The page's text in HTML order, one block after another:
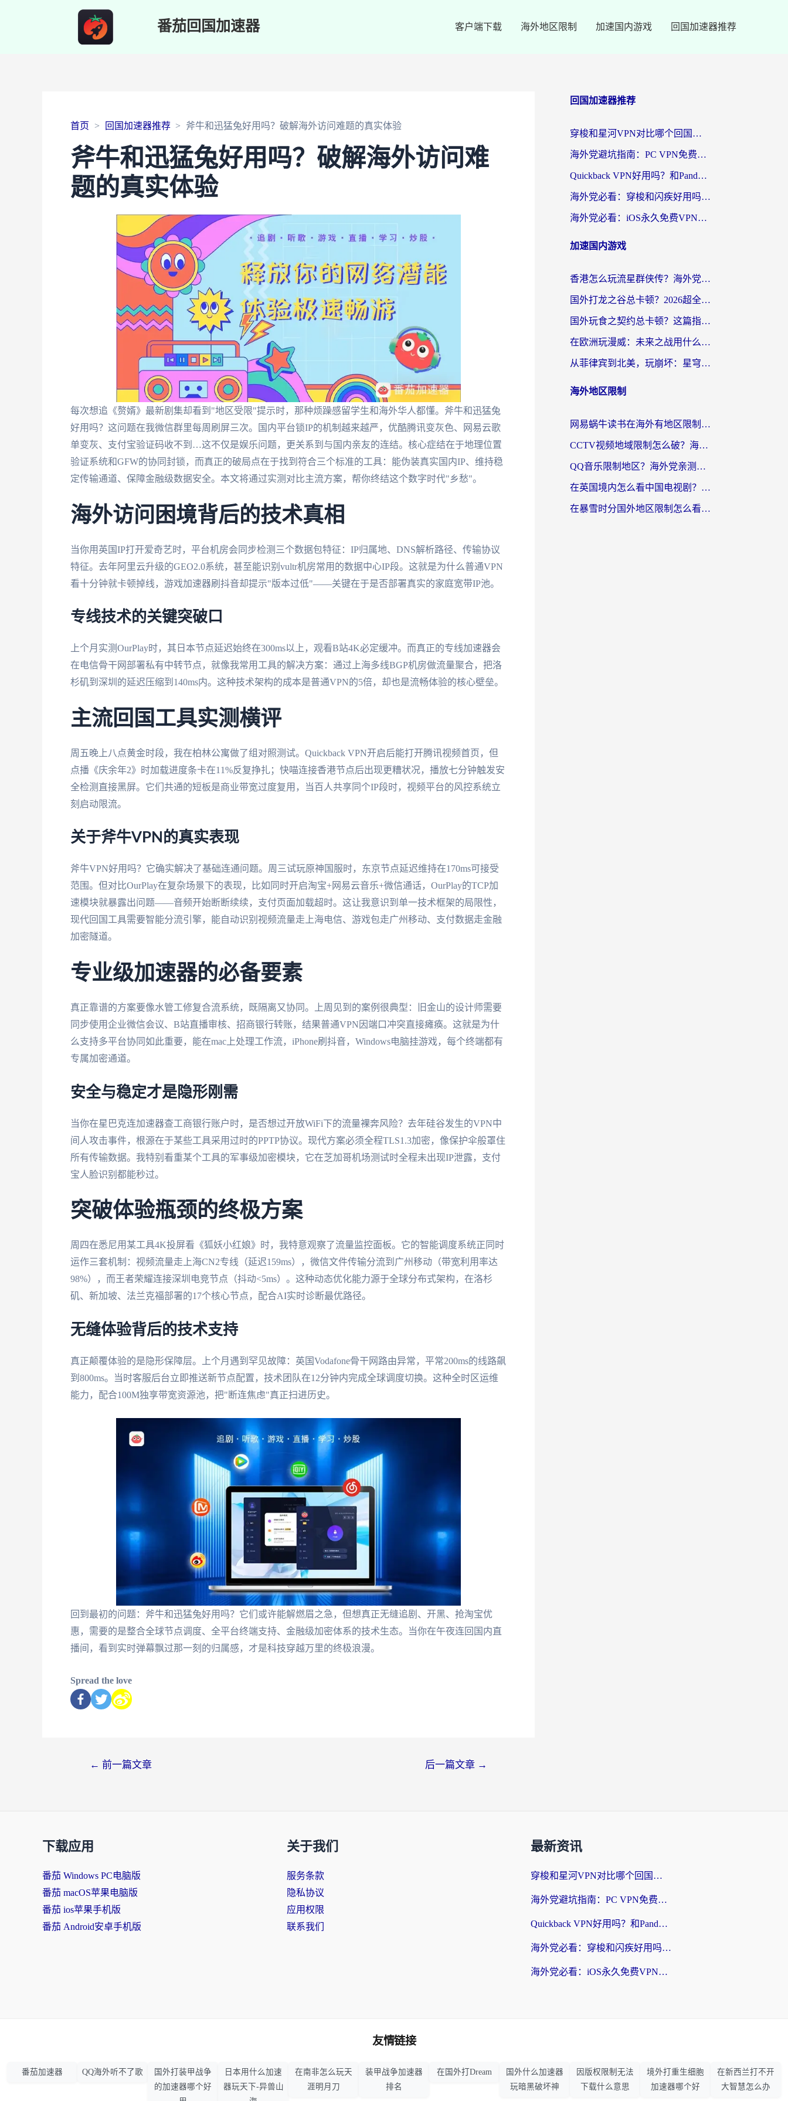
番茄回国加速器 客户端下载 海外地区限制 加速国内游戏 回国加速器推荐
首页 回国加速器推荐 斧牛和迅猛兔好用吗？破解海外访问难题的真实体验
斧牛和迅猛兔好用吗？破解海外访问难
题的真实体验
每次想追《赘婿》最新剧集却看到"地区受限"提示时，那种烦躁感留学生和海外华人都懂。斧牛和迅猛兔
好用吗？这问题在我微信群里每周刷屏三次。国内平台锁IP的机制越来越严，优酷腾讯变灰色、网易云歌
单变灰、支付宝验证码收不到…这不仅是娱乐问题，更关系到与国内亲友的连结。核心症结在于地理位置
验证系统和GFW的协同封锁，而真正的破局点在于找到符合三个标准的工具：能伪装真实国内IP、维持稳
定传输通道、保障金融级数据安全。本文将通过实测对比主流方案，帮你终结这个数字时代"乡愁"。
海外访问困境背后的技术真相
当你用英国IP打开爱奇艺时，平台机房会同步检测三个数据包特征：IP归属地、DNS解析路径、传输协议
特征。去年阿里云升级的GEO2.0系统，甚至能识别vultr机房常用的数据中心IP段。这就是为什么普通VPN
看十分钟就卡顿掉线，游戏加速器刷抖音却提示"版本过低"——关键在于是否部署真实的家庭宽带IP池。
专线技术的关键突破口
上个月实测OurPlay时，其日本节点延迟始终在300ms以上，观看B站4K必定缓冲。而真正的专线加速器会
在电信骨干网部署私有中转节点，就像我常用工具的解决方案：通过上海多线BGP机房做流量聚合，把洛
杉矶到深圳的延迟压缩到140ms内。这种技术架构的成本是普通VPN的5倍，却也是流畅体验的核心壁垒。
主流回国工具实测横评
周五晚上八点黄金时段，我在柏林公寓做了组对照测试。Quickback VPN开启后能打开腾讯视频首页，但
点播《庆余年2》时加载进度条卡在11%反复挣扎；快喵连接香港节点后出现更糟状况，播放七分钟触发安
全检测直接黑屏。它们共通的短板是商业带宽过度复用，当百人共享同个IP段时，视频平台的风控系统立
刻启动限流。
关于斧牛VPN的真实表现
斧牛VPN好用吗？它确实解决了基础连通问题。周三试玩原神国服时，东京节点延迟维持在170ms可接受
范围。但对比OurPlay在复杂场景下的表现，比如同时开启淘宝+网易云音乐+微信通话，OurPlay的TCP加
速模块就暴露出问题——音频开始断断续续，支付页面加载超时。这让我意识到单一技术框架的局限性，
现代回国工具需要智能分流引擎，能自动识别视频流量走上海电信、游戏包走广州移动、支付数据走金融
加密隧道。
专业级加速器的必备要素
真正靠谱的方案要像水管工修复合流系统，既隔离又协同。上周见到的案例很典型：旧金山的设计师需要
同步使用企业微信会议、B站直播审核、招商银行转账，结果普通VPN因端口冲突直接瘫痪。这就是为什
么支持多平台协同如此重要，能在mac上处理工作流，iPhone刷抖音，Windows电脑挂游戏，每个终端都有
专属加密通道。
安全与稳定才是隐形刚需
当你在星巴克连加速器查工商银行账户时，是否想过开放WiFi下的流量裸奔风险？去年硅谷发生的VPN中
间人攻击事件，根源在于某些工具采用过时的PPTP协议。现代方案必须全程TLS1.3加密，像保护伞般罩住
所有传输数据。我特别看重某个工具的军事级加密模块，它在芝加哥机场测试时全程未出现IP泄露，支付
宝人脸识别都能秒过。
突破体验瓶颈的终极方案
周四在悉尼用某工具4K投屏看《狐妖小红娘》时，我特意观察了流量监控面板。它的智能调度系统正同时
运作三套机制：视频流量走上海CN2专线（延迟159ms），微信文件传输分流到广州移动（带宽利用率达
98%），而王者荣耀连接深圳电竞节点（抖动<5ms）。这种动态优化能力源于全球分布式架构，在洛杉
矶、新加坡、法兰克福部署的17个核心节点，配合AI实时诊断最优路径。
无缝体验背后的技术支持
真正颠覆体验的是隐形保障层。上个月遇到罕见故障：英国Vodafone骨干网路由异常，平常200ms的线路飙
到800ms。当时客服后台立即推送新节点配置，技术团队在12分钟内完成全球调度切换。这种全时区运维
能力，配合100M独享带宽资源池，把"断连焦虑"真正扫进历史。
回到最初的问题：斧牛和迅猛兔好用吗？它们或许能解燃眉之急，但想真正无缝追剧、开黑、抢淘宝优
惠，需要的是整合全球节点调度、全平台终端支持、金融级加密体系的技术生态。当你在午夜连回国内直
播间，看到实时弹幕飘过那一刻的归属感，才是科技穿越万里的终极浪漫。
Spread the love
← 前一篇文章 后一篇文章 →
回国加速器推荐
穿梭和星河VPN对比哪个回国效果更好？海外党亲测5款加速器的无缝访问指南
海外党避坑指南：PC VPN免费？别盲目！教你选对回国加速器无缝刷国内资源
Quickback VPN好用吗？和PandaCN VPN对比哪个回国效果更好？海外党必看的真实体验指南
海外党必看：穿梭和闪疾好用吗？3步教你选对回国加速器，无缝刷剧玩Steam
海外党必看：iOS永久免费VPN真的存在吗？教你选对回国加速器无缝刷国内资源
加速国内游戏
香港怎么玩流星群侠传？海外党国服游戏不卡顿的终极解决方案
国外打龙之谷总卡顿？2026超全指南：选对加速器，龙之谷星战前夜激战2都能丝滑畅玩
国外玩食之契约总卡顿？这篇指南帮你选对加速器（附瑞士地鼠传奇、菲律宾纳萨力克之王方案）
在欧洲玩漫威：未来之战用什么加速器最好用？老玩家亲测避坑指南
从菲律宾到北美，玩崩坏：星穹铁道用什么加速器好？我试过5款后选了它
海外地区限制
网易蜗牛读书在海外有地区限制怎么破解？3个实用方案帮你畅读无阻（附缅甸美国使用技巧）
CCTV视频地域限制怎么破？海外党亲测有效的回国加速解决方案
QQ音乐限制地区？海外党亲测有效的回国加速器选择指南（附听书音乐全攻略）
在英国境内怎么看中国电视剧？留英党亲测有效的追剧自由指南
在暴雪时分国外地区限制怎么看？海外党亲测有效的回国加速指南
下载应用
番茄 Windows PC电脑版
番茄 macOS苹果电脑版
番茄 ios苹果手机版
番茄 Android安卓手机版
关于我们
服务条款
隐私协议
应用权限
联系我们
最新资讯
穿梭和星河VPN对比哪个回国效果更好？海外党亲测5款加速器的无缝访问指南
海外党避坑指南：PC VPN免费？别盲目！教你选对回国加速器无缝刷国内资源
Quickback VPN好用吗？和PandaCN VPN对比哪个回国效果更好？海外党必看的真实体验指南
海外党必看：穿梭和闪疾好用吗？3步教你选对回国加速器，无缝刷剧玩Steam
海外党必看：iOS永久免费VPN真的存在吗？教你选对回国加速器无缝刷国内资源
友情链接
番茄加速器 QQ海外听不了歌
国外打装甲战争
的加速器哪个好
日本用什么加速
器玩天下-异兽山
在南非怎么玩天
涯明月刀
装甲战争加速器
排名
在国外打Dream
国外什么加速器
玩暗黑破坏神
因版权限制无法
下载什么意思
境外打重生细胞
加速器哪个好
在新西兰打不开
大智慧怎么办